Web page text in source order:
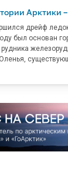
Арктики –
дрейф
был основан